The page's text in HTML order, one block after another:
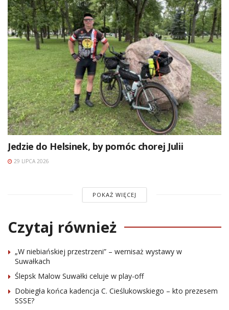
Jedzie do Helsinek, by pomóc chorej Julii
29 LIPCA 2026
POKAŻ WIĘCEJ
Czytaj również
„W niebiańskiej przestrzeni” – wernisaż wystawy w
Suwałkach
Ślepsk Malow Suwałki celuje w play-off
Dobiegła końca kadencja C. Cieślukowskiego – kto prezesem
SSSE?